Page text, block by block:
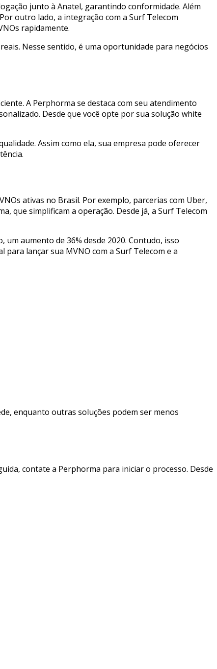
junto à Anatel, garantindo conformidade. Além
outro lado, a integração com a Surf Telecom
rapidamente.
Nesse sentido, é uma oportunidade para negócios
A Perphorma se destaca com seu atendimento
Desde que você opte por sua solução white
Assim como ela, sua empresa pode oferecer
ativas no Brasil. Por exemplo, parcerias com Uber,
que simplificam a operação. Desde já, a Surf Telecom
um aumento de 36% desde 2020. Contudo, isso
lançar sua MVNO com a Surf Telecom e a
enquanto outras soluções podem ser menos
contate a Perphorma para iniciar o processo. Desde